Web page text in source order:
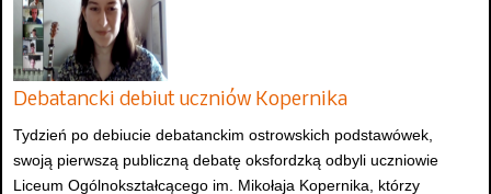
Debatancki debiut uczniów Kopernika
Tydzień po debiucie debatanckim ostrowskich podstawówek,
swoją pierwszą publiczną debatę oksfordzką odbyli uczniowie
Liceum Ogólnokształcącego im. Mikołaja Kopernika, którzy